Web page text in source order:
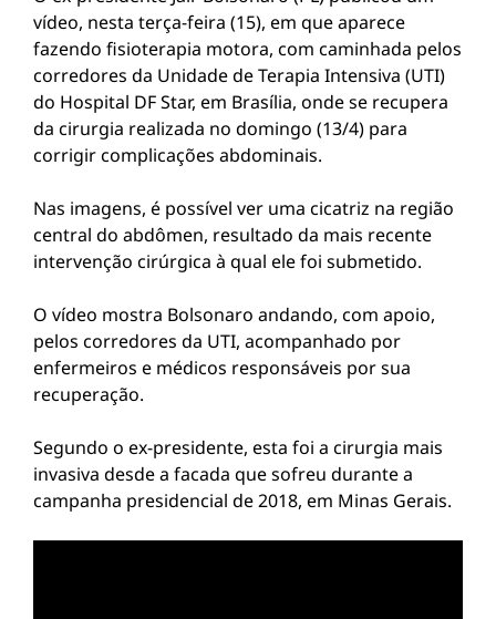
vídeo, nesta terça-feira (15), em que aparece
fazendo fisioterapia motora, com caminhada pelos
corredores da Unidade de Terapia Intensiva (UTI)
do Hospital DF Star, em Brasília, onde se recupera
da cirurgia realizada no domingo (13/4) para
corrigir complicações abdominais.
Nas imagens, é possível ver uma cicatriz na região
central do abdômen, resultado da mais recente
intervenção cirúrgica à qual ele foi submetido.
O vídeo mostra Bolsonaro andando, com apoio,
pelos corredores da UTI, acompanhado por
enfermeiros e médicos responsáveis por sua
recuperação.
Segundo o ex-presidente, esta foi a cirurgia mais
invasiva desde a facada que sofreu durante a
campanha presidencial de 2018, em Minas Gerais.